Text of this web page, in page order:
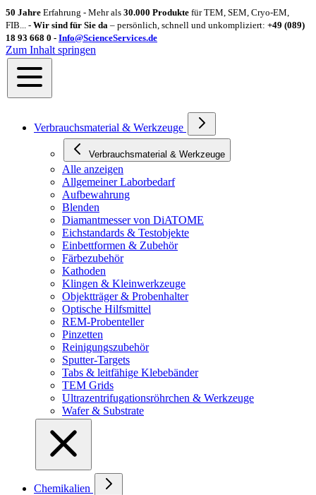
50 Jahre Erfahrung - Mehr als 30.000 Produkte für TEM, SEM, Cryo-EM,
FIB... - Wir sind für Sie da – persönlich, schnell und unkompliziert: +49 (089)
18 93 668 0 - Info@ScienceServices.de
Zum Inhalt springen
Verbrauchsmaterial & Werkzeuge
Verbrauchsmaterial & Werkzeuge
Alle anzeigen
Allgemeiner Laborbedarf
Aufbewahrung
Blenden
Diamantmesser von DiATOME
Eichstandards & Testobjekte
Einbettformen & Zubehör
Färbezubehör
Kathoden
Klingen & Kleinwerkzeuge
Objektträger & Probenhalter
Optische Hilfsmittel
REM-Probenteller
Pinzetten
Reinigungszubehör
Sputter-Targets
Tabs & leitfähige Klebebänder
TEM Grids
Ultrazentrifugationsröhrchen & Werkzeuge
Wafer & Substrate
Chemikalien